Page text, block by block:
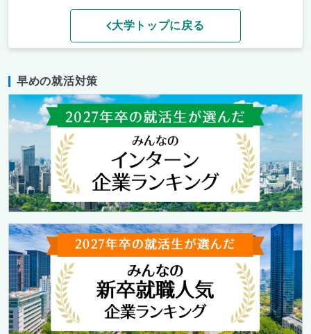
大学トップに戻る
早めの就活対策